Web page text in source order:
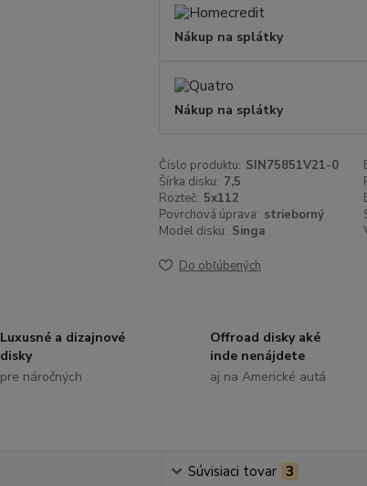
Nákup na splátky
Nákup na splátky
Číslo produktu: SIN75851V21-0
Šírka disku: 7,5
Rozteč: 5x112
Povrchová úprava: strieborný
Model disku: Singa
Do obľúbených
Luxusné a dizajnové
disky
pre náročných
Offroad disky aké
inde nenájdete
aj na Americké autá
Súvisiaci tovar 3